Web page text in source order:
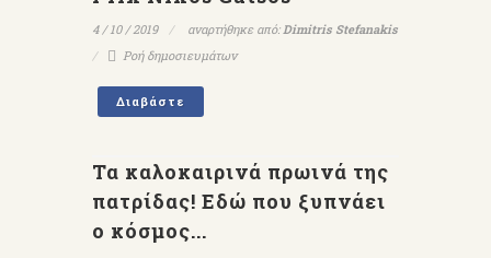
4 / 10 / 2019 αναρτήθηκε από:Dimitris Stefanakis
Ροή δημοσιευμάτων
Διαβάστε
Τα καλοκαιρινά πρωινά της
πατρίδας! Εδώ που ξυπνάει
ο κόσμος...